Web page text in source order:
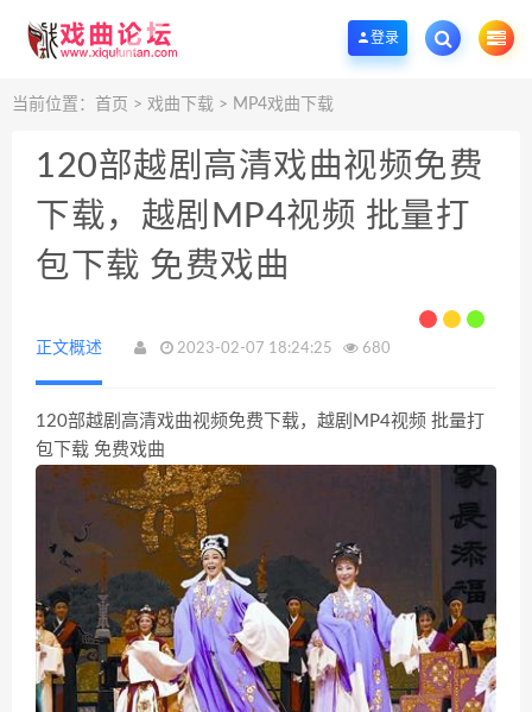
戲曲論壇-戲曲名家名段視頻分享，MP3戲曲打包下載網，戲曲資源免費分享歡迎
登录
当前位置： 首页 > 戏曲下载 > MP4戏曲下载
120部越剧高清戏曲视频免费
下载，越剧MP4视频 批量打
包下载 免费戏曲
正文概述 2023-02-07 18:24:25 680
120部越剧高清戏曲视频免费下载，越剧MP4视频 批量打
包下载 免费戏曲